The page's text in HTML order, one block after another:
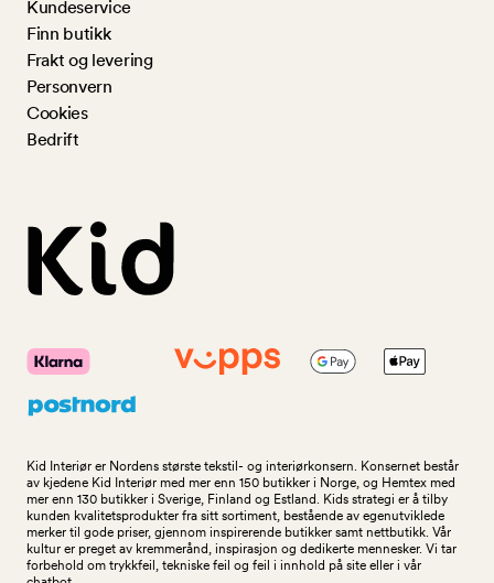
Kundeservice
Finn butikk
Frakt og levering
Personvern
Cookies
Bedrift
Kid Interiør er Nordens største tekstil- og interiørkonsern. Konsernet består
av kjedene Kid Interiør med mer enn 150 butikker i Norge, og Hemtex med
mer enn 130 butikker i Sverige, Finland og Estland. Kids strategi er å tilby
kunden kvalitetsprodukter fra sitt sortiment, bestående av egenutviklede
merker til gode priser, gjennom inspirerende butikker samt nettbutikk. Vår
kultur er preget av kremmerånd, inspirasjon og dedikerte mennesker. Vi tar
forbehold om trykkfeil, tekniske feil og feil i innhold på site eller i vår